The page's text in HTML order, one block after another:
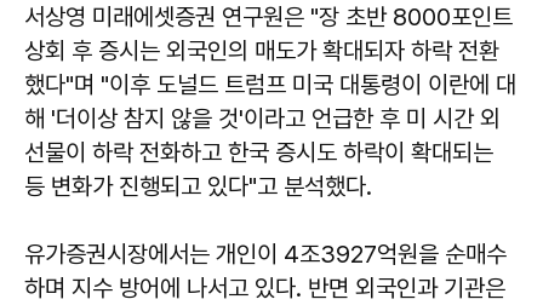
서상영 미래에셋증권 연구원은 "장 초반 8000포인트
상회 후 증시는 외국인의 매도가 확대되자 하락 전환
했다"며 "이후 도널드 트럼프 미국 대통령이 이란에 대
해 '더이상 참지 않을 것'이라고 언급한 후 미 시간 외
선물이 하락 전화하고 한국 증시도 하락이 확대되는
등 변화가 진행되고 있다"고 분석했다.
유가증권시장에서는 개인이 4조3927억원을 순매수
하며 지수 방어에 나서고 있다. 반면 외국인과 기관은